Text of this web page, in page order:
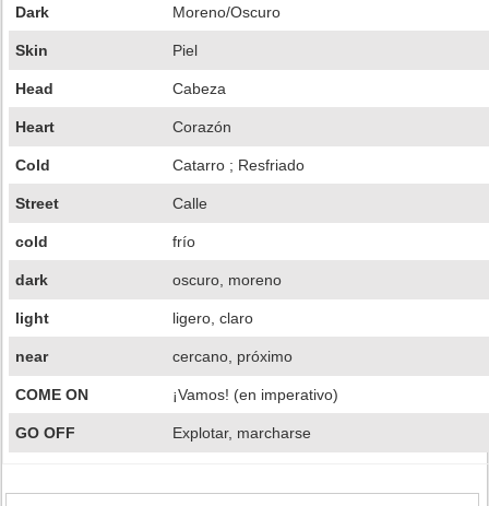
Dark Moreno/Oscuro
Skin Piel
Head Cabeza
Heart Corazón
Cold Catarro ; Resfriado
Street Calle
cold frío
dark oscuro, moreno
light ligero, claro
near cercano, próximo
COME ON ¡Vamos! (en imperativo)
GO OFF Explotar, marcharse